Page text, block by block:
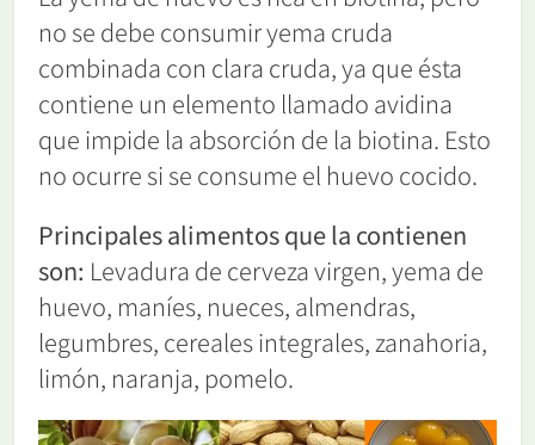
no se debe consumir yema cruda
combinada con clara cruda, ya que ésta
contiene un elemento llamado avidina
que impide la absorción de la biotina. Esto
no ocurre si se consume el huevo cocido.
Principales alimentos que la contienen
son: Levadura de cerveza virgen, yema de
huevo, maníes, nueces, almendras,
legumbres, cereales integrales, zanahoria,
limón, naranja, pomelo.